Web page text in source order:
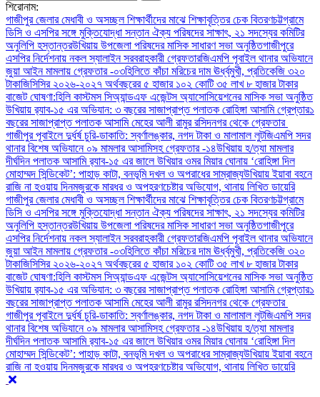
শিরোনাম:
গাজীপুর জেলার মেধাবী ও অসচ্ছল শিক্ষার্থীদের মাঝে শিক্ষাবৃত্তির চেক বিতরণচট্টগ্রামে
ডিসি ও এসপির সঙ্গে মুক্তিযোদ্ধা সন্তান ঐক্য পরিষদের সাক্ষাৎ, ২১ সদস্যের কমিটির
অনুলিপি হস্তান্তরউখিয়ায় উপজেলা পরিষদের মাসিক সাধারণ সভা অনুষ্ঠিতগাজীপুরে
এসপির নির্দেশনায় নকল স্যালাইন সরবরাহকারী গ্রেফতারজিএমপি পূবাইল থানার অভিযানে
জুয়া আইন মামলায় গ্রেফতার -০৩হিলিতে কাঁচা মরিচের দাম ঊর্ধ্বমুখী, প্রতিকেজি ৩২০
টাকাজিসিসির ২০২৬-২০২৭ অর্থবছরের ৫ হাজার ১০২ কোটি ৩৫ লাখ ৮ হাজার টাকার
বাজেট ঘোষণা:হিলি কাস্টমস সিঅ্যান্ডএফ এজেন্টস অ্যাসোসিয়েশনের মাসিক সভা অনুষ্ঠিত
উখিয়ায় র‍্যাব-১৫ এর অভিযান: ৩ বছরের সাজাপ্রাপ্ত পলাতক রোহিঙ্গা আসামি গ্রেপ্তার১
বছরের সাজাপ্রাপ্ত পলাতক আসামি মেহের আলী রামুর রসিদনগর থেকে গ্রেফতার ‎
গাজীপুর পূবাইলে দুর্ধর্ষ চুরি-ডাকাতি: স্বর্ণালঙ্কার, নগদ টাকা ও মালামাল লুটজিএমপি সদর
থানার বিশেষ অভিযানে ০৯ মামলার আসামিসহ গ্রেফতার -১৪উখিয়ায় হ/ত্যা মামলার
দীর্ঘদিন পলাতক আসামি র‌্যাব-১৫ এর জালে ‎‎উখিয়ার ওমর মিয়ার ঘোনায় ‘রোহিঙ্গা দিল
মোহাম্মদ সিন্ডিকেট’: পাহাড় কাটা, বনভূমি দখল ও অপরাধের সাম্রাজ্যউখিয়ায় ইয়াবা বহনে
রাজি না হওয়ায় দিনমজুরকে মারধর ও অপহরণচেষ্টার অভিযোগ, থানায় লিখিত ডায়েরি
গাজীপুর জেলার মেধাবী ও অসচ্ছল শিক্ষার্থীদের মাঝে শিক্ষাবৃত্তির চেক বিতরণচট্টগ্রামে
ডিসি ও এসপির সঙ্গে মুক্তিযোদ্ধা সন্তান ঐক্য পরিষদের সাক্ষাৎ, ২১ সদস্যের কমিটির
অনুলিপি হস্তান্তরউখিয়ায় উপজেলা পরিষদের মাসিক সাধারণ সভা অনুষ্ঠিতগাজীপুরে
এসপির নির্দেশনায় নকল স্যালাইন সরবরাহকারী গ্রেফতারজিএমপি পূবাইল থানার অভিযানে
জুয়া আইন মামলায় গ্রেফতার -০৩হিলিতে কাঁচা মরিচের দাম ঊর্ধ্বমুখী, প্রতিকেজি ৩২০
টাকাজিসিসির ২০২৬-২০২৭ অর্থবছরের ৫ হাজার ১০২ কোটি ৩৫ লাখ ৮ হাজার টাকার
বাজেট ঘোষণা:হিলি কাস্টমস সিঅ্যান্ডএফ এজেন্টস অ্যাসোসিয়েশনের মাসিক সভা অনুষ্ঠিত
উখিয়ায় র‍্যাব-১৫ এর অভিযান: ৩ বছরের সাজাপ্রাপ্ত পলাতক রোহিঙ্গা আসামি গ্রেপ্তার১
বছরের সাজাপ্রাপ্ত পলাতক আসামি মেহের আলী রামুর রসিদনগর থেকে গ্রেফতার ‎
গাজীপুর পূবাইলে দুর্ধর্ষ চুরি-ডাকাতি: স্বর্ণালঙ্কার, নগদ টাকা ও মালামাল লুটজিএমপি সদর
থানার বিশেষ অভিযানে ০৯ মামলার আসামিসহ গ্রেফতার -১৪উখিয়ায় হ/ত্যা মামলার
দীর্ঘদিন পলাতক আসামি র‌্যাব-১৫ এর জালে ‎‎উখিয়ার ওমর মিয়ার ঘোনায় ‘রোহিঙ্গা দিল
মোহাম্মদ সিন্ডিকেট’: পাহাড় কাটা, বনভূমি দখল ও অপরাধের সাম্রাজ্যউখিয়ায় ইয়াবা বহনে
রাজি না হওয়ায় দিনমজুরকে মারধর ও অপহরণচেষ্টার অভিযোগ, থানায় লিখিত ডায়েরি